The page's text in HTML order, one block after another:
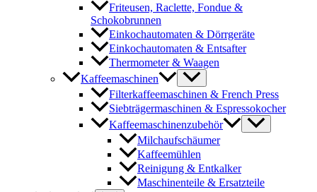
Friteusen, Raclette, Fondue &
Schokobrunnen
Einkochautomaten & Dörrgeräte
Einkochautomaten & Entsafter
Thermometer & Waagen
Kaffeemaschinen
Filterkaffeemaschinen & French Press
Siebträgermaschinen & Espressokocher
Kaffeemaschinenzubehör
Milchaufschäumer
Kaffeemühlen
Reinigung & Entkalker
Maschinenteile & Ersatzteile